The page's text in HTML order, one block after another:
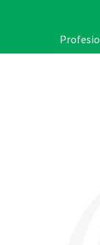
principal